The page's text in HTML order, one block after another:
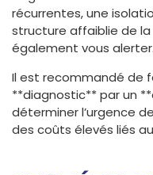
récurrentes, une
structure affaiblie de
également vous alerter.
Il est recommandé de
**diagnostic** par un
déterminer l’urgence
des coûts élevés liés